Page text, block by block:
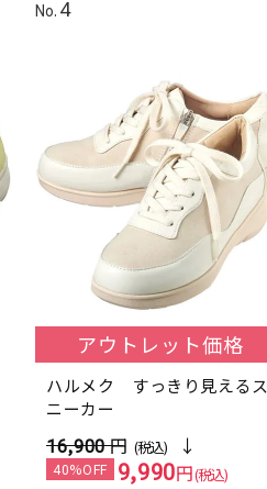
アウトレット価格
ハルメク すっきり見えるス
ニーカー
16,900円 (税込)
40%OFF 9,990円(税込)